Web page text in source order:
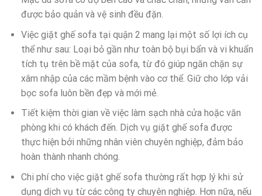
được bảo quản và vệ sinh đều đặn.
Việc giặt ghế sofa tại quận 2 mang lại một số lợi ích cụ
thể như sau: Loại bỏ gần như toàn bộ bụi bẩn và vi khuẩn
tích tụ trên bề mặt của sofa, từ đó giúp ngăn chặn sự
xâm nhập của các mầm bệnh vào cơ thể. Giữ cho lớp vải
bọc sofa luôn bền đẹp và mới mẻ.
Tiết kiệm thời gian về việc làm sạch nhà cửa hoặc văn
phòng khi có khách đến. Dịch vụ giặt ghế sofa được
thực hiện bởi những nhân viên chuyên nghiệp, đảm bảo
hoàn thành nhanh chóng.
Chi phí cho việc giặt ghế sofa thường rất hợp lý khi sử
dụng dịch vụ từ các công ty chuyên nghiệp. Hơn nữa, nếu